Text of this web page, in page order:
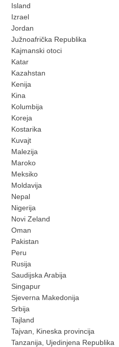
Island
Izrael
Jordan
Južnoafrička Republika
Kajmanski otoci
Katar
Kazahstan
Kenija
Kina
Kolumbija
Koreja
Kostarika
Kuvajt
Malezija
Maroko
Meksiko
Moldavija
Nepal
Nigerija
Novi Zeland
Oman
Pakistan
Peru
Rusija
Saudijska Arabija
Singapur
Sjeverna Makedonija
Srbija
Tajland
Tajvan, Kineska provincija
Tanzanija, Ujedinjena Republika